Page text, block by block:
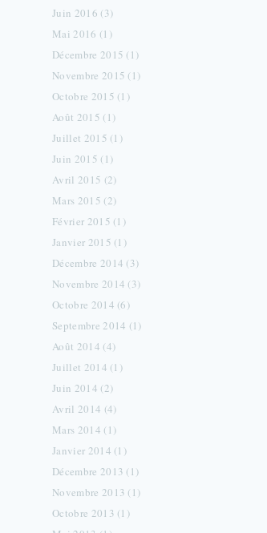
Juin 2016 (3)
Mai 2016 (1)
Décembre 2015 (1)
Novembre 2015 (1)
Octobre 2015 (1)
Août 2015 (1)
Juillet 2015 (1)
Juin 2015 (1)
Avril 2015 (2)
Mars 2015 (2)
Février 2015 (1)
Janvier 2015 (1)
Décembre 2014 (3)
Novembre 2014 (3)
Octobre 2014 (6)
Septembre 2014 (1)
Août 2014 (4)
Juillet 2014 (1)
Juin 2014 (2)
Avril 2014 (4)
Mars 2014 (1)
Janvier 2014 (1)
Décembre 2013 (1)
Novembre 2013 (1)
Octobre 2013 (1)